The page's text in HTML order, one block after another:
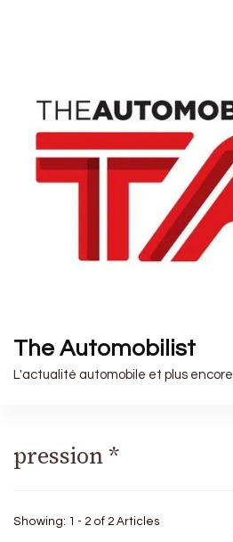
The Automobilist
L'actualité automobile et plus encore
pression *
Showing: 1 - 2 of 2 Articles